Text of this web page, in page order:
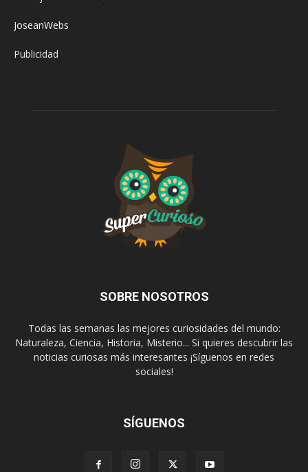
JoseanWebs
Publicidad
SOBRE NOSOTROS
Todas las semanas las mejores curiosidades del mundo:
Naturaleza, Ciencia, Historia, Misterio... Si quieres descubrir las
noticias curiosas más interesantes ¡Síguenos en redes
sociales!
SÍGUENOS